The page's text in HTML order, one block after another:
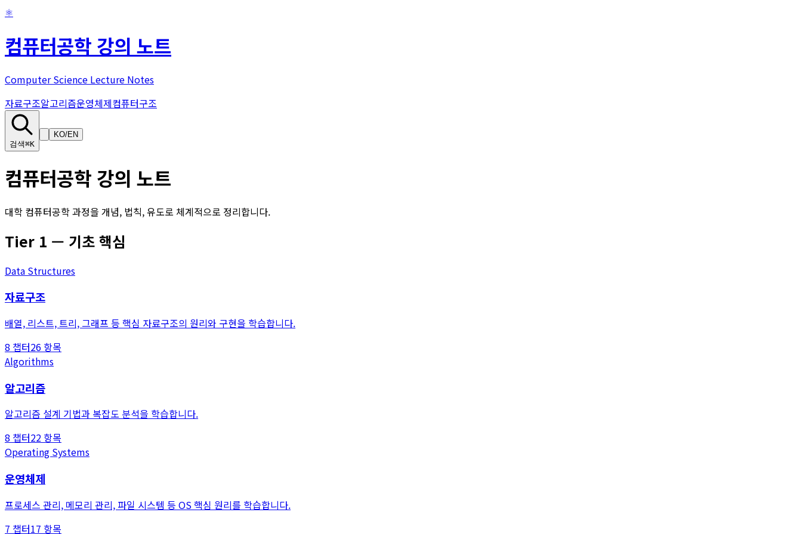
⚛
컴퓨터공학 강의 노트
Computer Science Lecture Notes
자료구조알고리즘운영체제컴퓨터구조
검색⌘K
KO/EN
컴퓨터공학 강의 노트
대학 컴퓨터공학 과정을 개념, 법칙, 유도로 체계적으로 정리합니다.
Tier 1 — 기초 핵심
Data Structures
자료구조
배열, 리스트, 트리, 그래프 등 핵심 자료구조의 원리와 구현을 학습합니다.
8 챕터26 항목
Algorithms
알고리즘
알고리즘 설계 기법과 복잡도 분석을 학습합니다.
8 챕터22 항목
Operating Systems
운영체제
프로세스 관리, 메모리 관리, 파일 시스템 등 OS 핵심 원리를 학습합니다.
7 챕터17 항목